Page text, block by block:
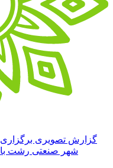
گزارش تصویری برگزاری
شهر صنعتی رشت با